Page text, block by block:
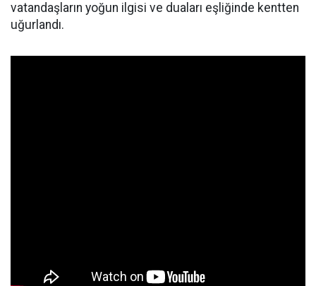
vatandaşların yoğun ilgisi ve duaları eşliğinde kentten
uğurlandı.